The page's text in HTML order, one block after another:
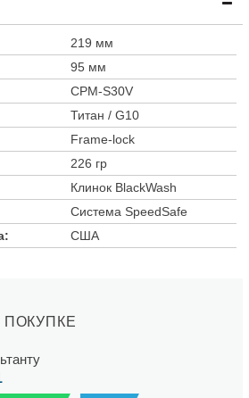
219 мм
95 мм
CPM-S30V
Титан / G10
Frame-lock
226 гр
Клинок BlackWash
Система SpeedSafe
США